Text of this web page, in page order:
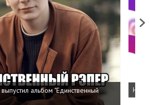
альбом "Единственный
Next